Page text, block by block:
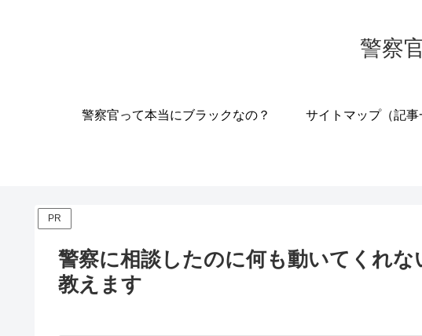
警察
警察官って本当にブラックなの？ サイトマップ（記事
PR
警察に相談したのに何も動いてくれ
教えます